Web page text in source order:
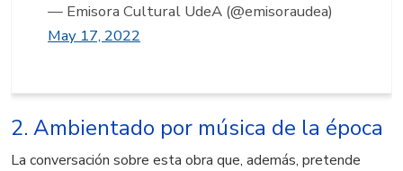
— Emisora Cultural UdeA (@emisoraudea)
May 17, 2022
2. Ambientado por música de la época
La conversación sobre esta obra que, además, pretende